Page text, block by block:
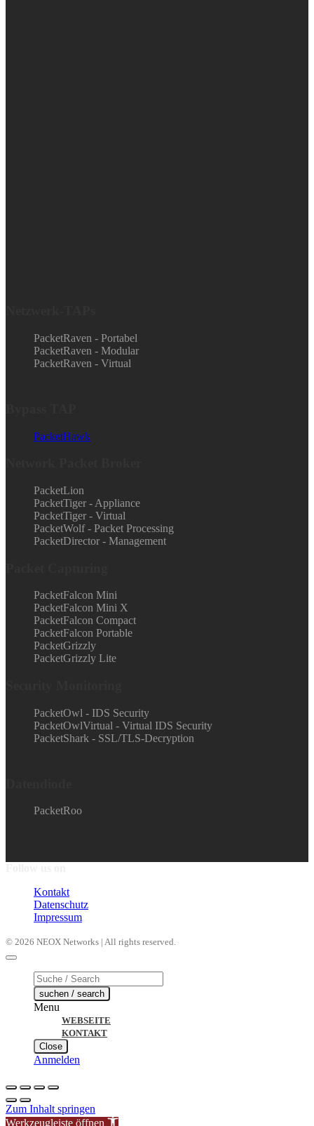
PacketRaven - Portabel
PacketRaven - Modular
PacketRaven - Virtual
PacketHawk
PacketLion
PacketTiger - Appliance
PacketTiger - Virtual
PacketWolf - Packet Processing
PacketDirector - Management
PacketFalcon Mini
PacketFalcon Mini X
PacketFalcon Compact
PacketFalcon Portable
PacketGrizzly
PacketGrizzly Lite
PacketOwl - IDS Security
PacketOwlVirtual - Virtual IDS Security
PacketShark - SSL/TLS-Decryption
PacketRoo
Kontakt
Datenschutz
Impressum
© 2026 NEOX Networks | All rights reserved.
Products
search
suchen / search
Menu
WEBSEITE
KONTAKT
Close
Anmelden
Zum Inhalt springen
Werkzeugleiste öffnen